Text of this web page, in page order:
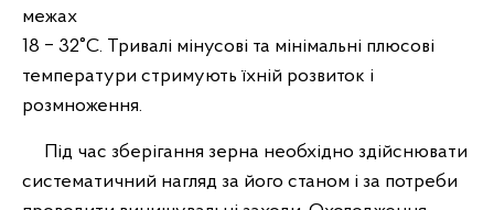
межах
18 ‒ 32°C. Тривалі мінусові та мінімальні плюсові
температури стримують їхній розвиток і
розмноження.
Під час зберігання зерна необхідно здійснювати
систематичний нагляд за його станом і за потреби